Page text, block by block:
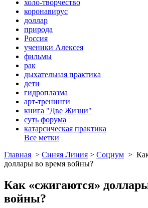
холо-творчество
коронавирус
доллар
природа
Россия
ученики Алексея
фильмы
рак
дыхательная практика
дети
гидроплазма
арт-тренинги
книга "Две Жизни"
суть форума
катарсическая практика
Все метки
Главная > Синяя Линия > Социум >
доллары во время войны?
Как «сжигаются»
войны?